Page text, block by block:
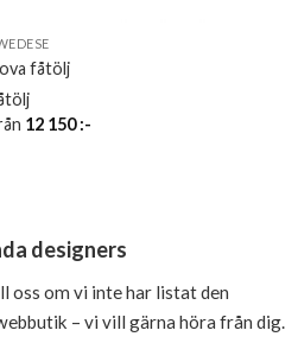
fåtölj
12 150:-
designers
oss om vi inte har listat den
– vi vill gärna höra från dig.